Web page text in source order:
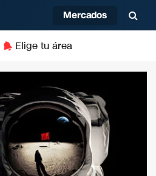
Mercados
Elige tu área